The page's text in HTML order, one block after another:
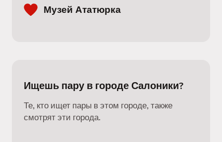
Музей Ататюрка
Ищешь пару в городе Салоники?
Те, кто ищет пары в этом городе, также
смотрят эти города.